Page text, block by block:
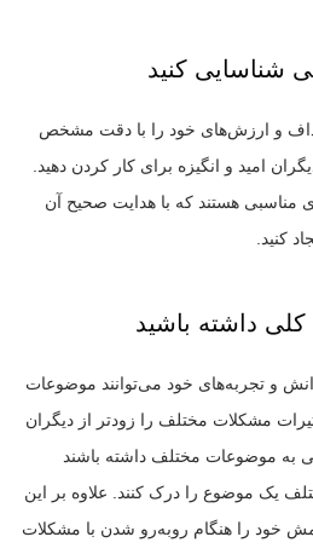
شناسایی کنید
و ارزش‌های خود را با دقت مشخص
امید و انگیزه برای کار کردن دهید.
مناسبی هستند که با هدایت صحیح آن
کنید.
داشته باشید
و تجربه‌های خود می‌توانند موضوعات
مشکلات مختلف را زودتر از دیگران
به موضوعات مختلف داشته باشند
یک موضوع را درک کنند. علاوه بر این
خود را هنگام روبه‌رو شدن با مشکلات